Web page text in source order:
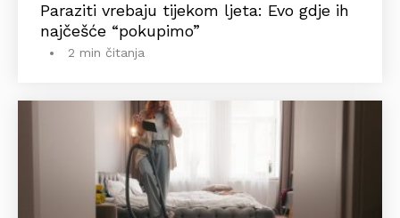
Paraziti vrebaju tijekom ljeta: Evo gdje ih
najčešće “pokupimo”
2 min čitanja